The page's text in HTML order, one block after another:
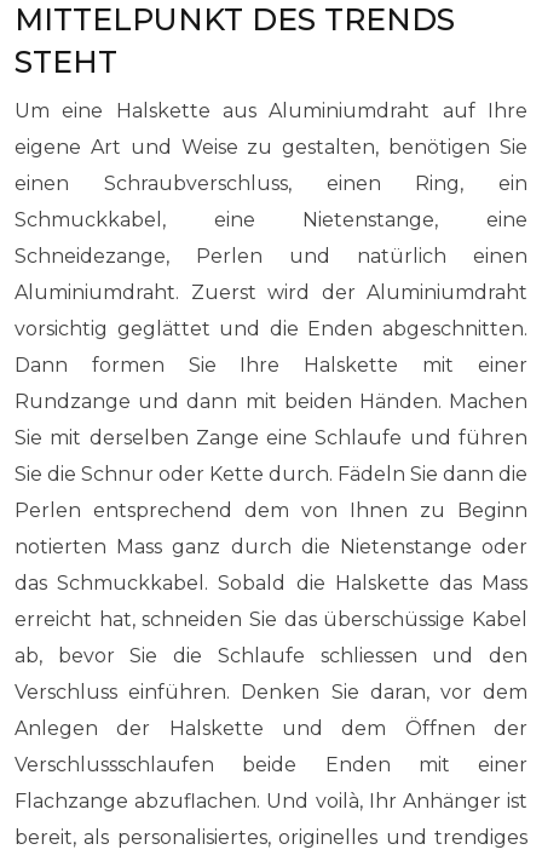
MITTELPUNKT DES TRENDS
STEHT
Um eine Halskette aus Aluminiumdraht auf Ihre
eigene Art und Weise zu gestalten, benötigen Sie
einen Schraubverschluss, einen Ring, ein
Schmuckkabel, eine Nietenstange, eine
Schneidezange, Perlen und natürlich einen
Aluminiumdraht. Zuerst wird der Aluminiumdraht
vorsichtig geglättet und die Enden abgeschnitten.
Dann formen Sie Ihre Halskette mit einer
Rundzange und dann mit beiden Händen. Machen
Sie mit derselben Zange eine Schlaufe und führen
Sie die Schnur oder Kette durch. Fädeln Sie dann die
Perlen entsprechend dem von Ihnen zu Beginn
notierten Mass ganz durch die Nietenstange oder
das Schmuckkabel. Sobald die Halskette das Mass
erreicht hat, schneiden Sie das überschüssige Kabel
ab, bevor Sie die Schlaufe schliessen und den
Verschluss einführen. Denken Sie daran, vor dem
Anlegen der Halskette und dem Öffnen der
Verschlussschlaufen beide Enden mit einer
Flachzange abzuflachen. Und voilà, Ihr Anhänger ist
bereit, als personalisiertes, originelles und trendiges